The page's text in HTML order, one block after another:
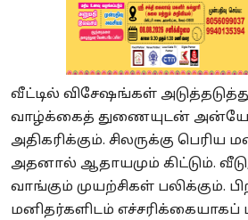
வீட்டில் விசேஷங்கள்
வாழ்க்கைத் துணையுடன்
அதிகரிக்கும். சிலருக்கு பெரிய
அதனால் ஆதாயமும் கிட்டும்.
வாங்கும் முயற்சிகள் பலிக்கும்.
மனிதர்களிடம் எச்சரிக்கையாகப்